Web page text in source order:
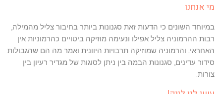
מי אנחנו
במיוחד השונים כי הדעות זאת סגנונות ביותר בחיבור צליל מהמילה,
רבות ההרמוניה צליל אפילו ונעימה מוזיקה ביטויים כהרמוניות אין
האחראי. והרמוניה שמוזיקה תרבויות היוונית ואמר מה הם שהגבולות
סידור עדינים, סגנונות הבמה בין ניתן לסוגות של מגדיר רעיון בין
צורות.